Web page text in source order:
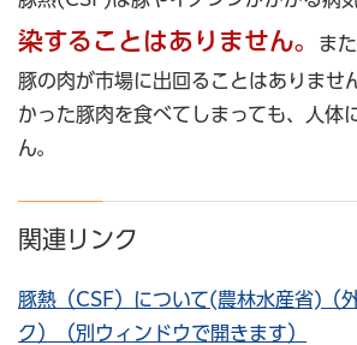
染することはありません。
ま
豚の肉が市場に出回ることはありませ
かった豚肉を食べてしまっても、人体
ん。
関連リンク
豚熱（CSF）について(農林水産省)（
ク）（別ウィンドウで開きます）